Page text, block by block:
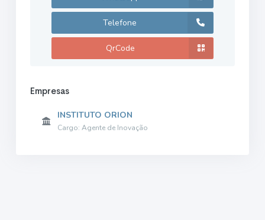
Telefone
QrCode
Empresas
INSTITUTO ORION
Cargo: Agente de Inovação